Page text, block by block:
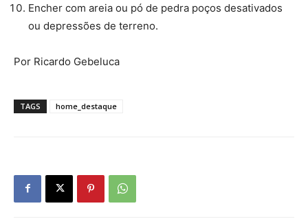
Encher com areia ou pó de pedra poços desativados
ou depressões de terreno.
Por Ricardo Gebeluca
TAGS home_destaque